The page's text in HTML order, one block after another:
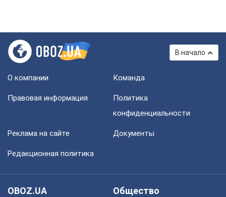
В начало
О компании Команда
Правовая информация
Политика
конфиденциальности
Реклама на сайте Документы
Редакционная политика
OBOZ.UA
Общество